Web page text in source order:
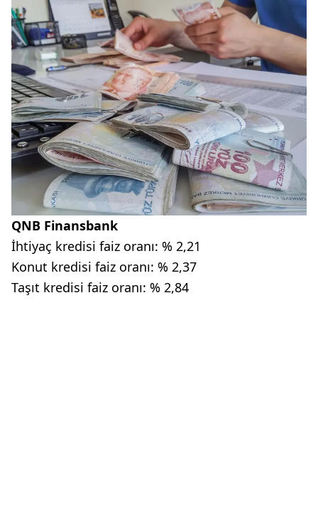
QNB Finansbank
İhtiyaç kredisi faiz oranı: % 2,21
Konut kredisi faiz oranı: % 2,37
Taşıt kredisi faiz oranı: % 2,84